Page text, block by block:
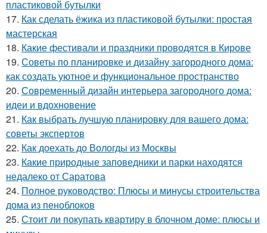
пластиковой бутылки
17. Как сделать ёжика из пластиковой бутылки: простая
мастерская
18. Какие фестивали и праздники проводятся в Кирове
19. Советы по планировке и дизайну загородного дома:
как создать уютное и функциональное пространство
20. Современный дизайн интерьера загородного дома:
идеи и вдохновение
21. Как выбрать лучшую планировку для вашего дома:
советы экспертов
22. Как доехать до Вологды из Москвы
23. Какие природные заповедники и парки находятся
недалеко от Саратова
24. Полное руководство: Плюсы и минусы строительства
дома из пеноблоков
25. Стоит ли покупать квартиру в блочном доме: плюсы и